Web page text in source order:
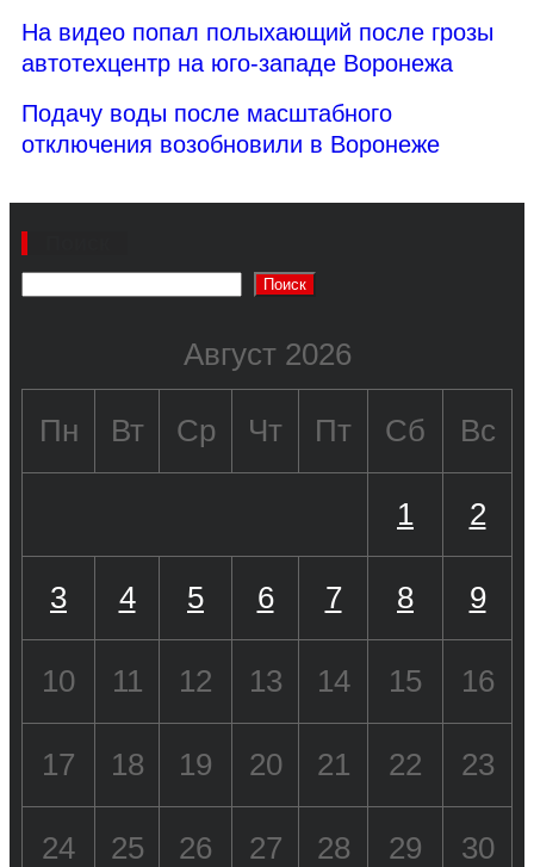
На видео попал полыхающий после грозы
автотехцентр на юго-западе Воронежа
Подачу воды после масштабного
отключения возобновили в Воронеже
Поиск
Август 2026
Пн Вт Ср Чт Пт Сб Вс
1 2
3 4 5 6 7 8 9
10 11 12 13 14 15 16
17 18 19 20 21 22 23
24 25 26 27 28 29 30